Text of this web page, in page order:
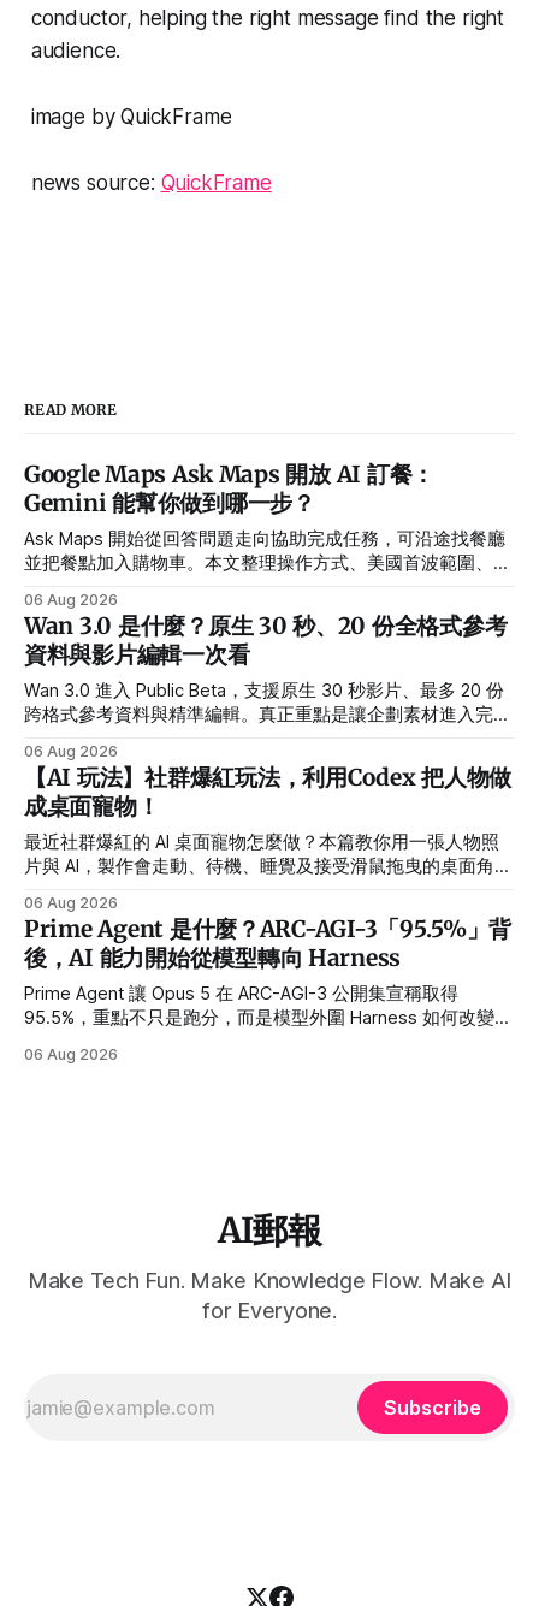
conductor, helping the right message find the right
audience.
image by QuickFrame
news source: QuickFrame
READ MORE
Google Maps Ask Maps 開放 AI 訂餐：
Gemini 能幫你做到哪一步？
Ask Maps 開始從回答問題走向協助完成任務，可沿途找餐廳
並把餐點加入購物車。本文整理操作方式、美國首波範圍、合
06 Aug 2026
Wan 3.0 是什麼？原生 30 秒、20 份全格式參考
資料與影片編輯一次看
Wan 3.0 進入 Public Beta，支援原生 30 秒影片、最多 20 份
跨格式參考資料與精準編輯。真正重點是讓企劃素材進入完整
06 Aug 2026
【AI 玩法】社群爆紅玩法，利用Codex 把人物做
成桌面寵物！
最近社群爆紅的 AI 桌面寵物怎麼做？本篇教你用一張人物照
片與 AI，製作會走動、待機、睡覺及接受滑鼠拖曳的桌面角
06 Aug 2026
Prime Agent 是什麼？ARC-AGI-3「95.5%」背
後，AI 能力開始從模型轉向 Harness
Prime Agent 讓 Opus 5 在 ARC-AGI-3 公開集宣稱取得
95.5%，重點不只是跑分，而是模型外圍 Harness 如何改變長
06 Aug 2026
AI郵報
Make Tech Fun. Make Knowledge Flow. Make AI
for Everyone.
Subscribe